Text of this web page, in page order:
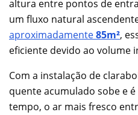
altura entre pontos de
um fluxo natural
aproximadamente85m²,
eficiente devido ao volume
Com a instalação de
quente acumulado sobe e
tempo, o ar mais fresco